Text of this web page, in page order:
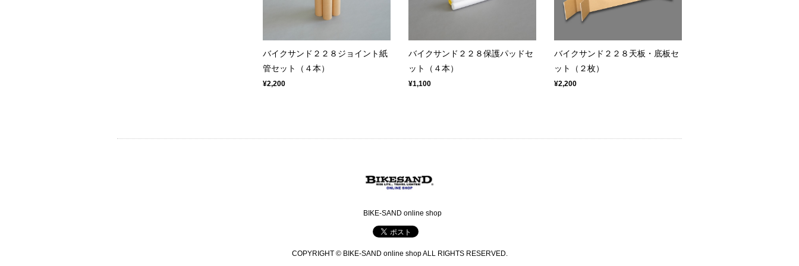
バイクサンド２２８ジョイント紙
管セット（４本）
¥2,200
バイクサンド２２８保護パッドセ
ット（４本）
¥1,100
バイクサンド２２８天板・底板セ
ット（２枚）
¥2,200
BIKE-SAND online shop
COPYRIGHT © BIKE-SAND online shop ALL RIGHTS RESERVED.